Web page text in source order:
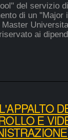
del servizio
di un "Major
ai
E